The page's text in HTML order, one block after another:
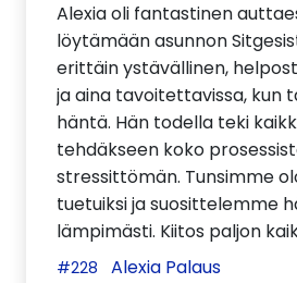
Alexia oli fantastinen
löytämään asunnon
erittäin ystävällinen,
ja aina tavoitettavissa, kun
häntä. Hän todella teki
tehdäkseen koko
stressittömän. Tunsimme
tuetuiksi ja suosittelemme
lämpimästi. Kiitos paljon
#228 Alexia Palaus